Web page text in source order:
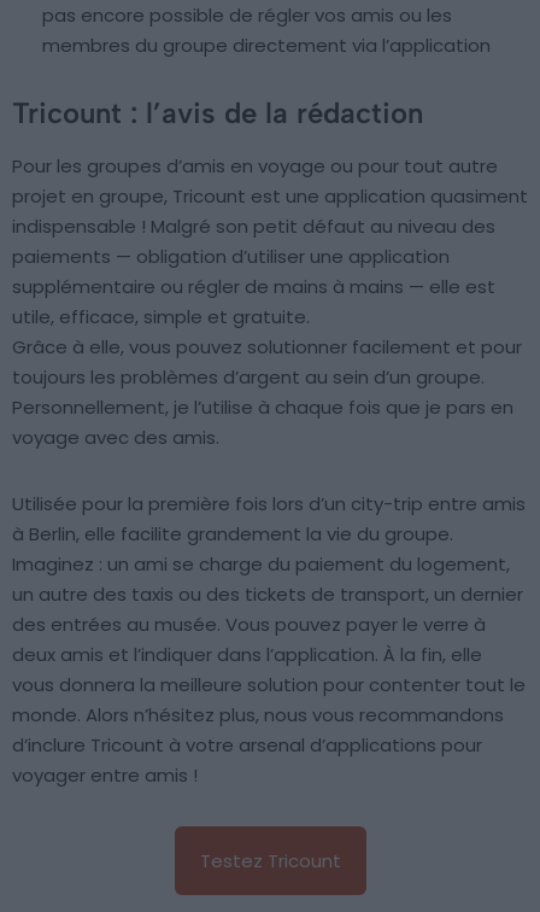
pas encore possible de régler vos amis ou les
membres du groupe directement via l’application
Tricount : l’avis de la rédaction
Pour les groupes d’amis en voyage ou pour tout autre
projet en groupe, Tricount est une application quasiment
indispensable ! Malgré son petit défaut au niveau des
paiements — obligation d’utiliser une application
supplémentaire ou régler de mains à mains — elle est
utile, efficace, simple et gratuite.
Grâce à elle, vous pouvez solutionner facilement et pour
toujours les problèmes d’argent au sein d’un groupe.
Personnellement, je l’utilise à chaque fois que je pars en
voyage avec des amis.
Utilisée pour la première fois lors d’un city-trip entre amis
à Berlin, elle facilite grandement la vie du groupe.
Imaginez : un ami se charge du paiement du logement,
un autre des taxis ou des tickets de transport, un dernier
des entrées au musée. Vous pouvez payer le verre à
deux amis et l’indiquer dans l’application. À la fin, elle
vous donnera la meilleure solution pour contenter tout le
monde. Alors n’hésitez plus, nous vous recommandons
d’inclure Tricount à votre arsenal d’applications pour
voyager entre amis !
Testez Tricount